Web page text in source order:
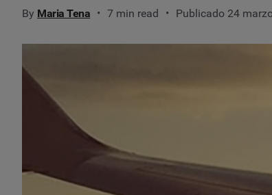
By Maria Tena 7 min read Publicado 24